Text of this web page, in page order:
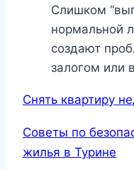
Слишком
нормальной
создают
залогом или
Снять квартиру
Советы по
жилья в Турине